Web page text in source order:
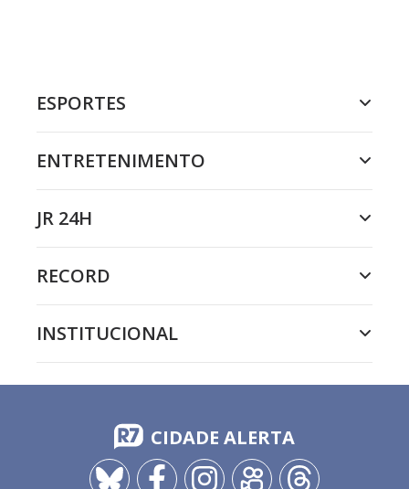
ESPORTES
ENTRETENIMENTO
JR 24H
RECORD
INSTITUCIONAL
CIDADE ALERTA